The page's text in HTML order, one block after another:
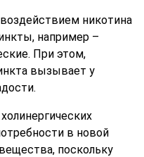
никотина
например –
При этом,
вызывает у
в новой
поскольку